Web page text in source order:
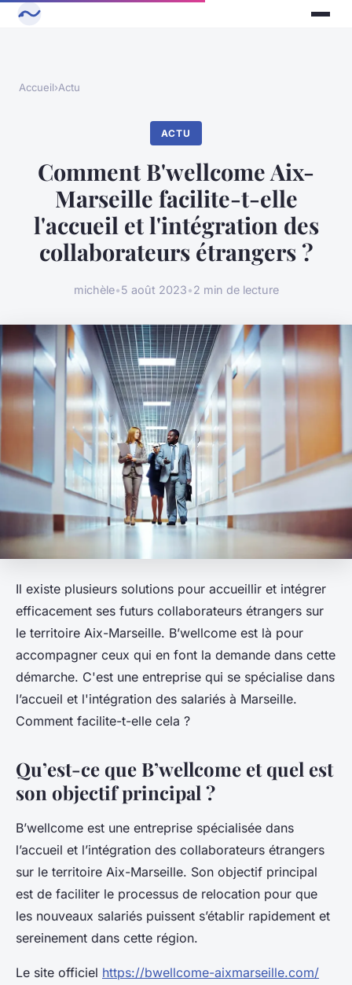
Accueil›Actu
ACTU
Comment B'wellcome Aix-
Marseille facilite-t-elle
l'accueil et l'intégration des
collaborateurs étrangers ?
michèle•5 août 2023•2 min de lecture
Il existe plusieurs solutions pour accueillir et intégrer
efficacement ses futurs collaborateurs étrangers sur
le territoire Aix-Marseille. B’wellcome est là pour
accompagner ceux qui en font la demande dans cette
démarche. C'est une entreprise qui se spécialise dans
l’accueil et l'intégration des salariés à Marseille.
Comment facilite-t-elle cela ?
Qu’est-ce que B’wellcome et quel est
son objectif principal ?
B’wellcome est une entreprise spécialisée dans
l’accueil et l’intégration des collaborateurs étrangers
sur le territoire Aix-Marseille. Son objectif principal
est de faciliter le processus de relocation pour que
les nouveaux salariés puissent s’établir rapidement et
sereinement dans cette région.
Le site officiel https://bwellcome-aixmarseille.com/